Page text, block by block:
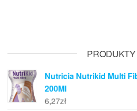
PRODUKTY
Nutricia Nutrikid Multi
200Ml
6,27zł